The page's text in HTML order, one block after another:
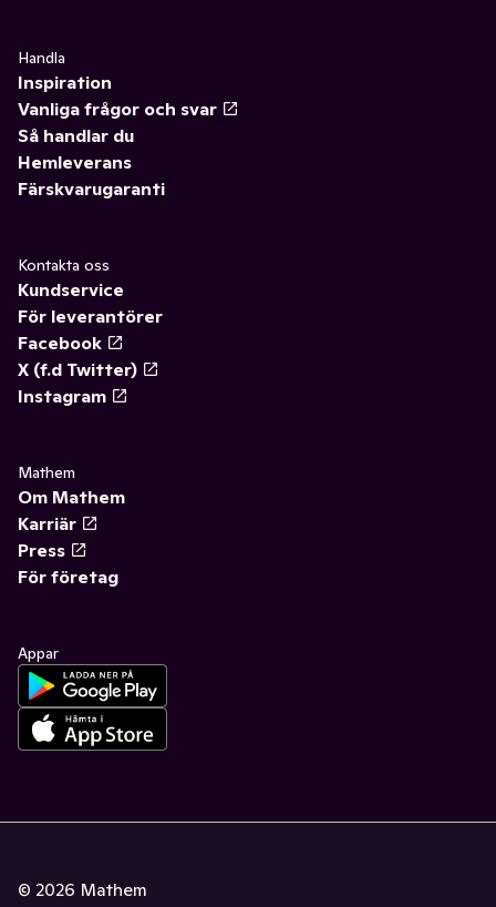
Handla
Inspiration
Vanliga frågor och svar
Så handlar du
Hemleverans
Färskvarugaranti
Kontakta oss
Kundservice
För leverantörer
Facebook
X (f.d Twitter)
Instagram
Mathem
Om Mathem
Karriär
Press
För företag
Appar
© 2026 Mathem